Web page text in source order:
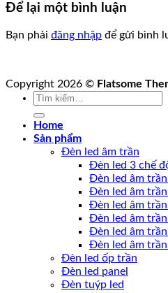
Để lại một bình luận
Bạn phải đăng nhập để gửi bình
Copyright 2026 © Flatsome
Tìm
Home
Sản phẩm
Đèn led âm trần
Đèn led 3 chế
Đèn led âm
Đèn led âm
Đèn led âm
Đèn led âm
Đèn led âm
Đèn led âm
Đèn led ốp trần
Đèn led panel
Đèn tuýp led